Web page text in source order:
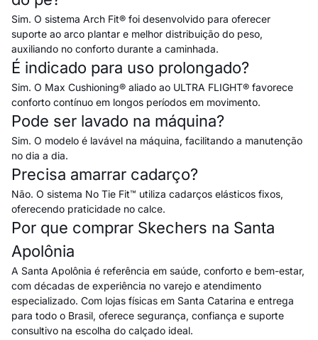
Sim. O sistema Arch Fit® foi desenvolvido para oferecer
suporte ao arco plantar e melhor distribuição do peso,
auxiliando no conforto durante a caminhada.
É indicado para uso prolongado?
Sim. O Max Cushioning® aliado ao ULTRA FLIGHT® favorece
conforto contínuo em longos períodos em movimento.
Pode ser lavado na máquina?
Sim. O modelo é lavável na máquina, facilitando a manutenção
no dia a dia.
Precisa amarrar cadarço?
Não. O sistema No Tie Fit™ utiliza cadarços elásticos fixos,
oferecendo praticidade no calce.
Por que comprar Skechers na Santa
Apolônia
A Santa Apolônia é referência em saúde, conforto e bem-estar,
com décadas de experiência no varejo e atendimento
especializado. Com lojas físicas em Santa Catarina e entrega
para todo o Brasil, oferece segurança, confiança e suporte
consultivo na escolha do calçado ideal.